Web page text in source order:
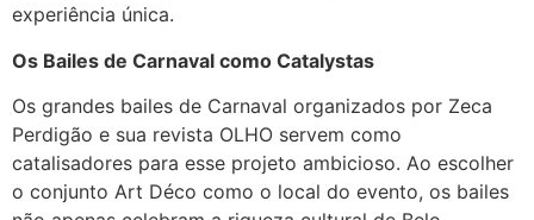
experiência única.
Os Bailes de Carnaval como Catalystas
Os grandes bailes de Carnaval organizados por Zeca
Perdigão e sua revista OLHO servem como
catalisadores para esse projeto ambicioso. Ao escolher
o conjunto Art Déco como o local do evento, os bailes